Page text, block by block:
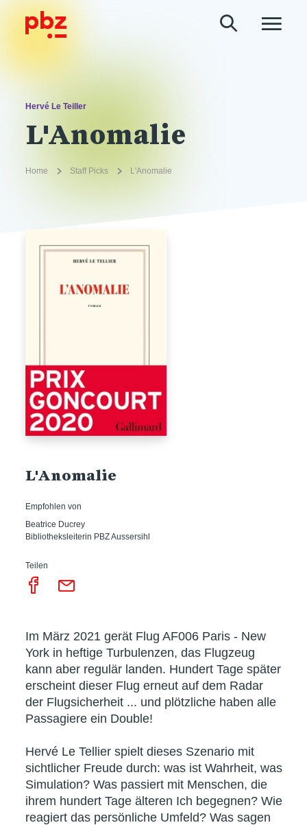
Hervé Le Teiller
L'Anomalie
Home Staff Picks L'Anomalie
L'Anomalie
Empfohlen von
Beatrice Ducrey
Bibliotheksleiterin PBZ Aussersihl
Teilen
Im März 2021 gerät Flug AF006 Paris - New
York in heftige Turbulenzen, das Flugzeug
kann aber regulär landen. Hundert Tage später
erscheint dieser Flug erneut auf dem Radar
der Flugsicherheit ... und plötzliche haben alle
Passagiere ein Double!
Hervé Le Tellier spielt dieses Szenario mit
sichtlicher Freude durch: was ist Wahrheit, was
Simulation? Was passiert mit Menschen, die
ihrem hundert Tage älteren Ich begegnen? Wie
reagiert das persönliche Umfeld? Was sagen